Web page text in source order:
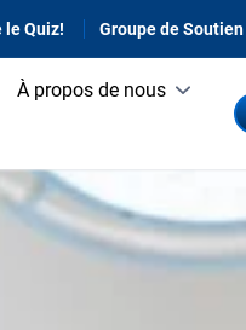
le Quiz! Groupe de Soutien
À propos de nous